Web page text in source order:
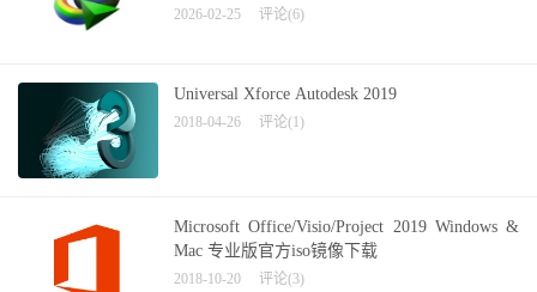
2026-02-25 评论(6)
Universal Xforce Autodesk 2019
2018-04-26 评论(1)
Microsoft Office/Visio/Project 2019 Windows &
Mac 专业版官方iso镜像下载
2018-10-20 评论(3)